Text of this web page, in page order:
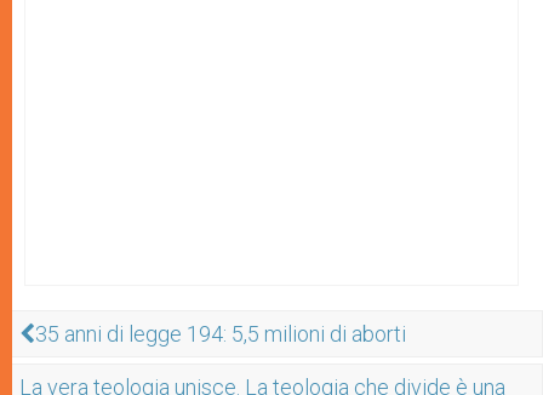
35 anni di legge 194: 5,5 milioni di aborti
La vera teologia unisce. La teologia che divide è una